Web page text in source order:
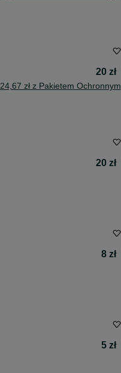
20 zł
24,67 zł z Pakietem Ochronnym
20 zł
8 zł
5 zł